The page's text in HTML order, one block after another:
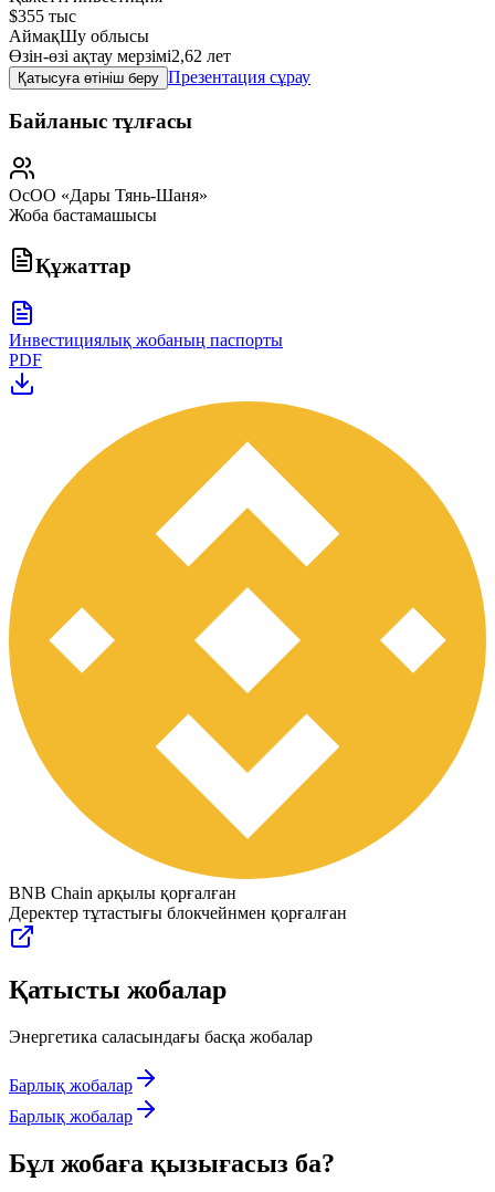
$355 тыс
АймақШу облысы
Өзін-өзі ақтау мерзімі2,62 лет
Қатысуға өтініш беру Презентация сұрау
Байланыс тұлғасы
ОсОО «Дары Тянь-Шаня»
Жоба бастамашысы
Құжаттар
Инвестициялық жобаның паспорты
PDF
BNB Chain арқылы қорғалған
Деректер тұтастығы блокчейнмен қорғалған
Қатысты жобалар
Энергетика саласындағы басқа жобалар
Барлық жобалар
Барлық жобалар
Бұл жобаға қызығасыз ба?